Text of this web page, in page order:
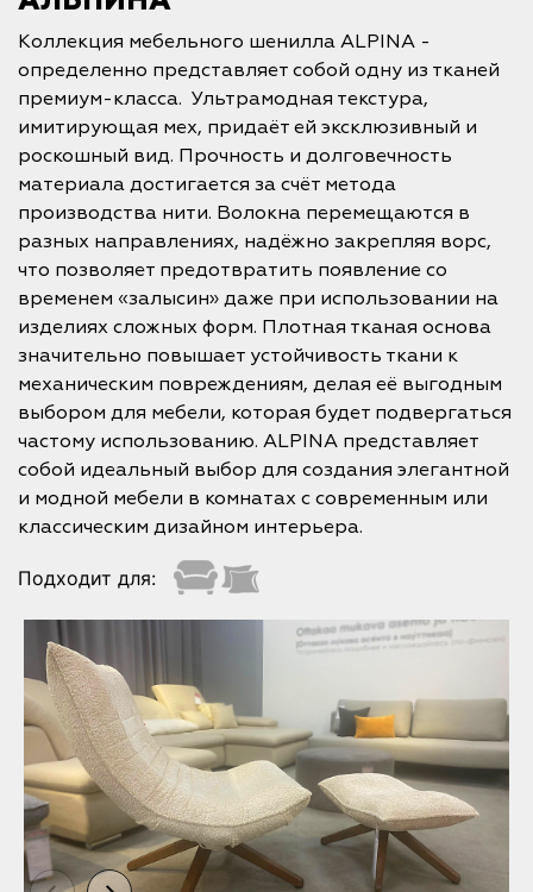
Коллекция мебельного шенилла ALPINA -
определенно представляет собой одну из тканей
премиум-класса. Ультрамодная текстура,
имитирующая мех, придаёт ей эксклюзивный и
роскошный вид. Прочность и долговечность
материала достигается за счёт метода
производства нити. Волокна перемещаются в
разных направлениях, надёжно закрепляя ворс,
что позволяет предотвратить появление со
временем «залысин» даже при использовании на
изделиях сложных форм. Плотная тканая основа
значительно повышает устойчивость ткани к
механическим повреждениям, делая её выгодным
выбором для мебели, которая будет подвергаться
частому использованию. ALPINA представляет
собой идеальный выбор для создания элегантной
и модной мебели в комнатах с современным или
классическим дизайном интерьера.
Подходит для: